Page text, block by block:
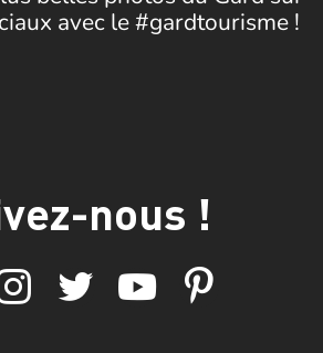
avec le #gardtourisme !
nous !